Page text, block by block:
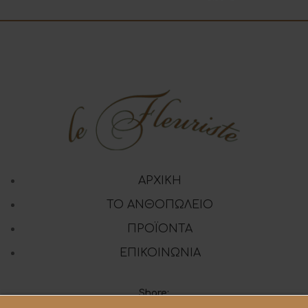
ΑΡΧΙΚΗ
ΤΟ ΑΝΘΟΠΩΛΕΙΟ
ΠΡΟΪΟΝΤΑ
ΕΠΙΚΟΙΝΩΝΙΑ
Share: